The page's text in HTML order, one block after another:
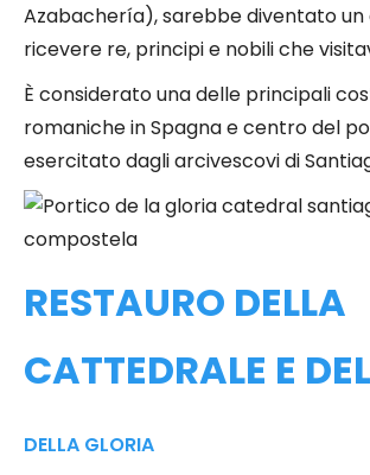
Azabachería), sarebbe diventato un
ricevere re, principi e nobili che
È considerato una delle principali
romaniche in Spagna e centro del
esercitato dagli arcivescovi di
RESTAURO DELLA
CATTEDRALE E DEL
DELLA GLORIA